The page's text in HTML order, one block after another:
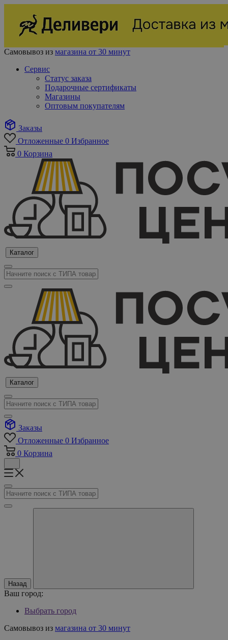
Самовывоз из магазина от 30 минут
Сервис
Статус заказа
Подарочные сертификаты
Магазины
Оптовым покупателям
Заказы
Отложенные 0 Избранное
0 Корзина
Каталог
Каталог
Заказы
Отложенные 0 Избранное
0 Корзина
Назад
Ваш город:
Выбрать город
Самовывоз из магазина от 30 минут